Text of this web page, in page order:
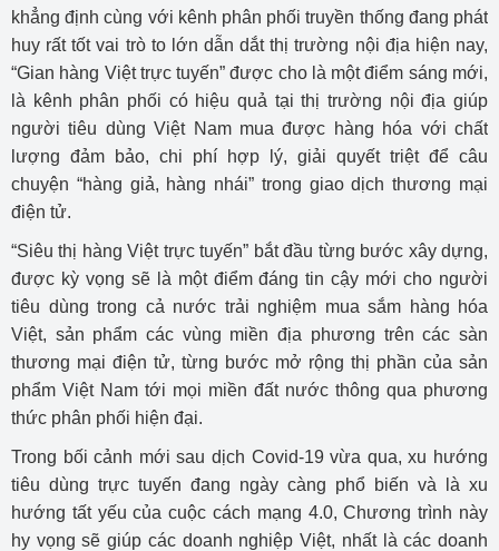
khẳng định cùng với kênh phân phối truyền thống đang phát
huy rất tốt vai trò to lớn dẫn dắt thị trường nội địa hiện nay,
“Gian hàng Việt trực tuyến” được cho là một điểm sáng mới,
là kênh phân phối có hiệu quả tại thị trường nội địa giúp
người tiêu dùng Việt Nam mua được hàng hóa với chất
lượng đảm bảo, chi phí hợp lý, giải quyết triệt để câu
chuyện “hàng giả, hàng nhái” trong giao dịch thương mại
điện tử.
“Siêu thị hàng Việt trực tuyến” bắt đầu từng bước xây dựng,
được kỳ vọng sẽ là một điểm đáng tin cậy mới cho người
tiêu dùng trong cả nước trải nghiệm mua sắm hàng hóa
Việt, sản phẩm các vùng miền địa phương trên các sàn
thương mại điện tử, từng bước mở rộng thị phần của sản
phẩm Việt Nam tới mọi miền đất nước thông qua phương
thức phân phối hiện đại.
Trong bối cảnh mới sau dịch Covid-19 vừa qua, xu hướng
tiêu dùng trực tuyến đang ngày càng phổ biến và là xu
hướng tất yếu của cuộc cách mạng 4.0, Chương trình này
hy vọng sẽ giúp các doanh nghiệp Việt, nhất là các doanh